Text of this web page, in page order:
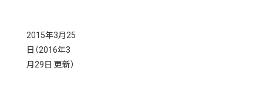
2015年3月25
日 （2016年3
月29日 更新）